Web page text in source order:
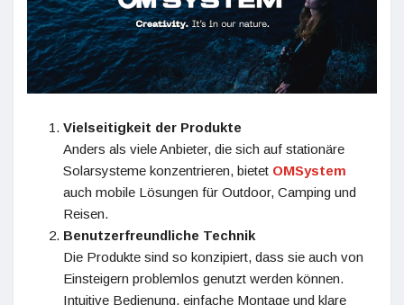
Vielseitigkeit der Produkte
Anders als viele Anbieter, die sich auf stationäre
Solarsysteme konzentrieren, bietet OMSystem
auch mobile Lösungen für Outdoor, Camping und
Reisen.
Benutzerfreundliche Technik
Die Produkte sind so konzipiert, dass sie auch von
Einsteigern problemlos genutzt werden können.
Intuitive Bedienung, einfache Montage und klare